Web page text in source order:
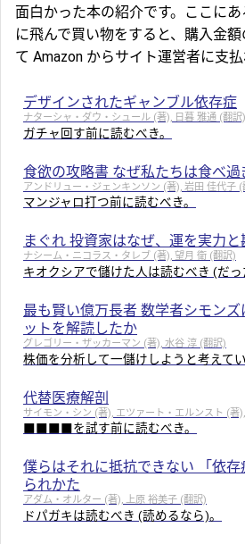
面白かった本の紹介です。ここに
に飛んで買い物をすると、購入金
て Amazon からサイト運営者に支払
デザインされたギャンブル依存症
ナターシャ・ダウ・シュール (著), 日暮 雅通 (翻訳)
ガチャ回す前に読むべき。
食欲の攻略書 なぜ私たちは食べ
アンドリュー・ジェンキンソン (著), 岩田 佳代子 (
マンジャロ打つ前に読むべき。
まぐれ 投資家はなぜ、運を実力
ナシーム・ニコラス・タレブ (著), 望月 衛 (翻訳)
キオクシアで儲けた人は読むべき (だっ
最も賢い億万長者 数学者シモン
ットを解読したか
グレゴリー・ザッカーマン (著), 水谷 淳 (翻訳)
株価を分析して一儲けしようと考えて
代替医療解剖
サイモン・シン (著), エツァート・エルンスト (著
■■■■を試す前に読むべき。
僕らはそれに抵抗できない 「依存
られかた
アダム・オルター (著), 上原 裕美子 (翻訳)
ドパガキは読むべき (読めるなら)。